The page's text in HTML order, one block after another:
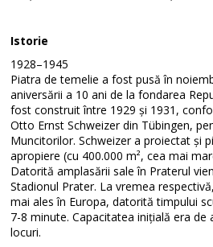
Istorie
1928–1945
Piatra de temelie a fost pusă în
aniversării a 10 ani de la fondarea
fost construit între 1929 și 1931,
Otto Ernst Schweizer din Tübingen,
Muncitorilor. Schweizer a proiectat și
apropiere (cu 400.000 m², cea mai
Datorită amplasării sale în Praterul
Stadionul Prater. La vremea
mai ales în Europa, datorită timpului
7-8 minute. Capacitatea inițială era de
locuri.